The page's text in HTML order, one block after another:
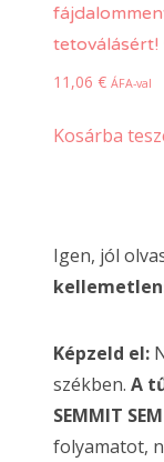
tetoválásért!
11,06 € ÁFA-val
Kosárba
Igen, jól
Képzeld el:
székben. A
SEMMIT
folyamatot,